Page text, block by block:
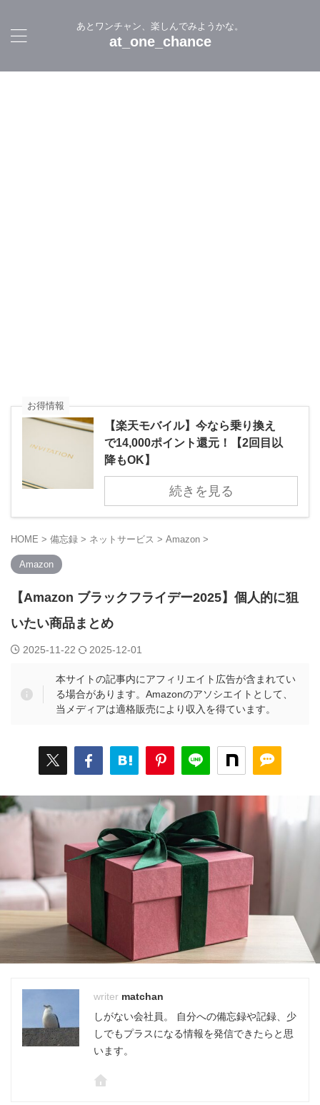
あとワンチャン、楽しんでみようかな。
at_one_chance
お得情報
【楽天モバイル】今なら乗り換え
で14,000ポイント還元！【2回目以
降もOK】
続きを見る
HOME > 備忘録 > ネットサービス > Amazon >
Amazon
【Amazon ブラックフライデー2025】個人的に狙
いたい商品まとめ
2025-11-22 2025-12-01
本サイトの記事内にアフィリエイト広告が含まれてい
る場合があります。Amazonのアソシエイトとして、
当メディアは適格販売により収入を得ています。
matchan
しがない会社員。 自分への備忘録や記録、少
しでもプラスになる情報を発信できたらと思
います。